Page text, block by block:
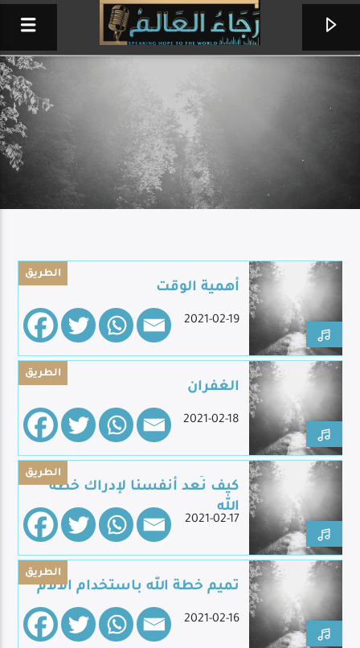
كيف يسلك فؤادي
عيسى كعبر
Live Broadcast
الطريق
أهمية الوقت
2021-02-19
الطريق
الغفران
2021-02-18
الطريق
كيف نُعد أنفسنا لإدراك خطة
الله
2021-02-17
الطريق
تميم خطة الله باستخدام الآلام
2021-02-16